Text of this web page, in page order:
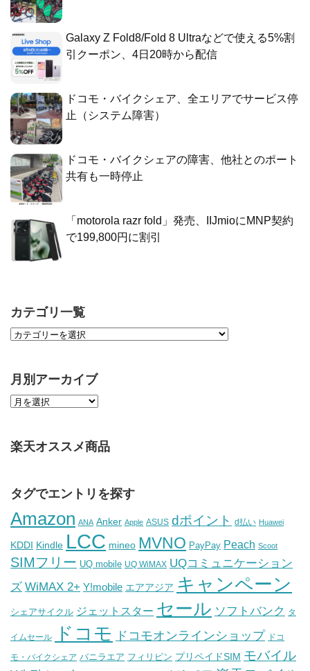
Galaxy Z Fold8/Fold 8 Ultraなどで使える5%割
引クーポン、4日20時から配信
ドコモ・バイクシェア、全エリアでサービス停
止（システム障害）
ドコモ・バイクシェアの障害、他社とのポート
共有も一時停止
「motorola razr fold」発売、IIJmioにMNP契約
で199,800円に割引
カテゴリ一覧
月別アーカイブ
楽天オススメ商品
タグでエントリを探す
Amazon ANA Anker Apple ASUS dポイント d払い Huawei
KDDI Kindle LCC mineo MVNO PayPay Peach Scoot
SIMフリー UQ mobile UQ WiMAX UQコミュニケーション
ズ WiMAX 2+ Y!mobile エアアジア キャンペーン
シェアサイクル ジェットスター セール ソフトバンク タ
イムセール ドコモ ドコモオンラインショップ ドコ
モ・バイクシェア バニラエア フィリピン プリペイドSIM モバイル